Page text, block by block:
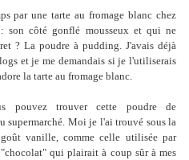
par une tarte au fromage blanc chez
côté gonflé mousseux et qui ne
? La poudre à pudding. J'avais déjà
et je me demandais si je l'utiliserais
la tarte au fromage blanc.
pouvez trouver cette poudre de
supermarché. Moi je l'ai trouvé sous la
vanille, comme celle utilisée par
qui plairait à coup sûr à mes